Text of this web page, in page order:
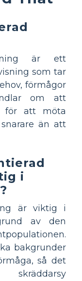
är ett
som tar
förmågor
om att
för att möta
än att
i
är viktig i
av den
bakgrunder
så det